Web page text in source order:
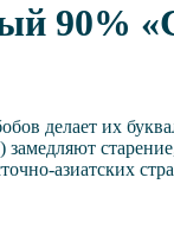
90%
делает их
азиатских